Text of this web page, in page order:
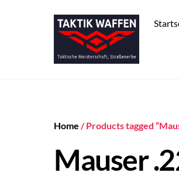
Home / Products tagged
Mauser